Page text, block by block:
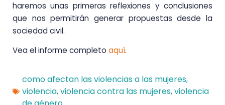
haremos unas primeras reflexiones y conclusiones
que nos permitirán generar propuestas desde la
sociedad civil.
Vea el informe completo aquí.
como afectan las violencias a las mujeres,
violencia,violencia contra las mujeres,violencia